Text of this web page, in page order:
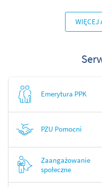
WIĘCEJ
Emerytura PPK
PZU Pomocni
Zaangażowanie
społeczne